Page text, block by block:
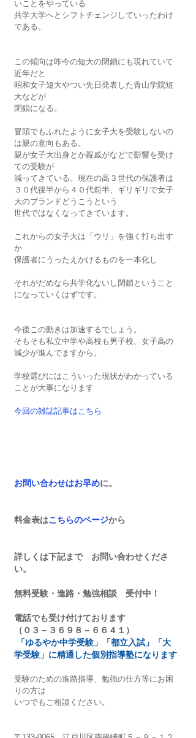
いことをやっている
共学大学へとシフトチェンジしていったわけ
である。
この傾向は昨今の短大の閉鎖にも現れていて
近年だと
昭和女子短大やつい先日発表した青山学院短
大などが
閉鎖になる。
冒頭でもふれたように女子大を受験しないの
は親の意向もある。
親が女子大出身とか親戚がなどで影響を受け
ての受験が
減ってきている。現在の高３世代の保護者は
３０代後半から４０代前半、ギリギリで女子
大のブランドどうこうという
世代ではなくなってきています。
これからの女子大は「ウリ」を強く打ち出す
か
保護者にうったえかけるものを一本化し
それがだめなら共学化ないし閉鎖ということ
になっていくはずです。
今後この動きは加速するでしょう。
そもそも私立中学や高校も男子校、女子高の
減少が進んでますから。
学校選びにはこういった現状がわかっている
ことが大事になります
今回の雑誌記事はこちら
お問い合わせはお早めに。
料金表はこちらのページから
詳しくは下記まで　お問い合わせくださ
い。
無料受験・進路・勉強相談　受付中！
電話でも受け付けております
（０３－３６９８－６６４１）
「ゆるやか中学受験」「都立入試」「大
学受験」に精通した個別指導塾になります
受験のための進路指導、勉強の仕方等にお困
りの方は
いつでもご相談ください。